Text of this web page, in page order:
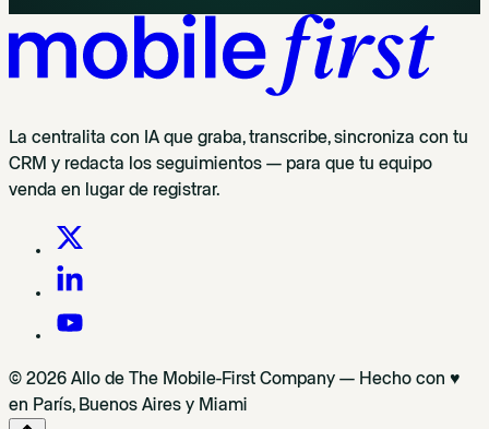
La centralita con IA que graba, transcribe, sincroniza con tu
CRM y redacta los seguimientos — para que tu equipo
venda en lugar de registrar.
© 2026 Allo de The Mobile-First Company — Hecho con ♥
en París, Buenos Aires y Miami